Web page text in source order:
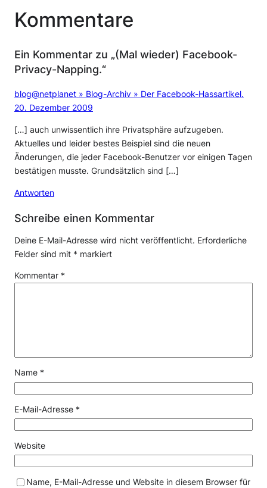
Kommentare
Ein Kommentar zu „(Mal wieder) Facebook-
Privacy-Napping.“
blog@netplanet » Blog-Archiv » Der Facebook-Hassartikel.
20. Dezember 2009
[…] auch unwissentlich ihre Privatsphäre aufzugeben.
Aktuelles und leider bestes Beispiel sind die neuen
Änderungen, die jeder Facebook-Benutzer vor einigen Tagen
bestätigen musste. Grundsätzlich sind […]
Antworten
Schreibe einen Kommentar
Deine E-Mail-Adresse wird nicht veröffentlicht. Erforderliche
Felder sind mit * markiert
Kommentar *
Name *
E-Mail-Adresse *
Website
Name, E-Mail-Adresse und Website in diesem Browser für